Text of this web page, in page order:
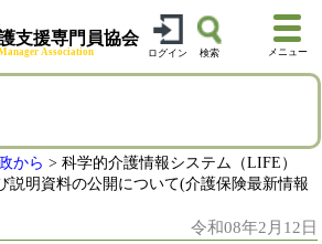
支援専門員協会
Association ログイン 検索 メニュー
から >科学的介護情報システム（LIFE）
説明資料の公開について(介護保険最新情報
令和08年2月12日